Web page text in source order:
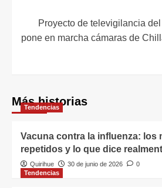
Proyecto de televigilancia
pone en marcha cámaras de
Más historias
Tendencias
Vacuna contra la influenza: los
repetidos y lo que dice
Quirihue 30 de junio de 2026
0
Tendencias